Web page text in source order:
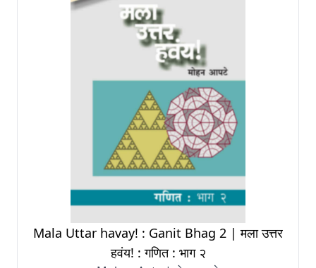
Mala Uttar havay! : Ganit Bhag 2 | मला उत्तर
हवंय! : गणित : भाग २